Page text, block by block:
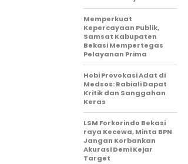
Memperkuat
Kepercayaan Publik,
Samsat Kabupaten
Bekasi Mempertegas
Pelayanan Prima
Hobi Provokasi Adat di
Medsos: Rabiali Dapat
Kritik dan Sanggahan
Keras
LSM Forkorindo Bekasi
raya Kecewa, Minta BPN
Jangan Korbankan
Akurasi Demi Kejar
Target